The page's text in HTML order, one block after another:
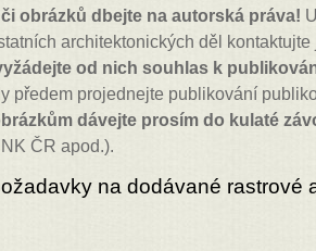
obrázků dbejte na autorská práva!
architektonických děl
od nich souhlas k
předem projednejte publikování
dávejte prosím do kulaté
ČR apod.).
na dodávané rastrové